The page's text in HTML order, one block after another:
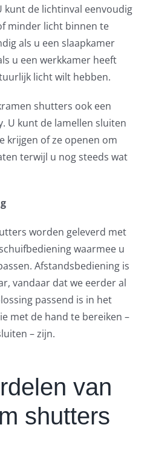
kunt de lichtinval eenvoudig
minder licht binnen te
als u een slaapkamer
u een werkkamer heeft
licht wilt hebben.
shutters ook een
U kunt de lamellen sluiten
krijgen of ze openen om
terwijl u nog steeds wat
worden geleverd met
waarmee u
Afstandsbediening is
vandaar dat we eerder al
passend is in het
met de hand te bereiken –
– zijn.
van
shutters